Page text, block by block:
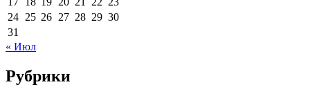
24 25 26 27 28 29 30
31
« Июл
Рубрики